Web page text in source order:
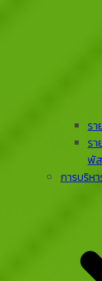
ร
ร
พั
การบริห